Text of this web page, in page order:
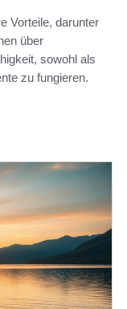
Vorteile, darunter
über
sowohl als
zu fungieren.